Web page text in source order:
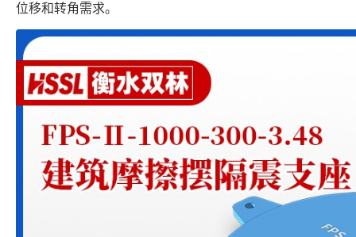
位移和转角需求。